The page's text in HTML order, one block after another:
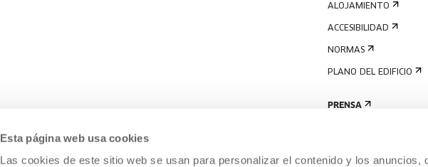
Esta página web usa cookies
Las cookies de este sitio web se usan para personalizar el contenido y los anuncios,
ALOJAMIENTO
ACCESIBILIDAD
NORMAS
PLANO DEL EDIFICIO
PRENSA